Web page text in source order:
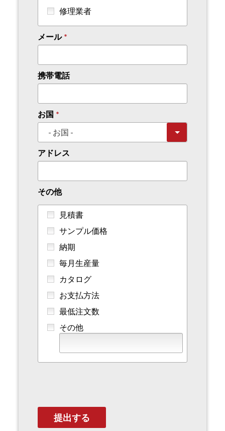
修理業者
メール
携帯電話
お国
アドレス
その他
見積書
サンプル価格
納期
毎月生産量
カタログ
お支払方法
最低注文数
その他